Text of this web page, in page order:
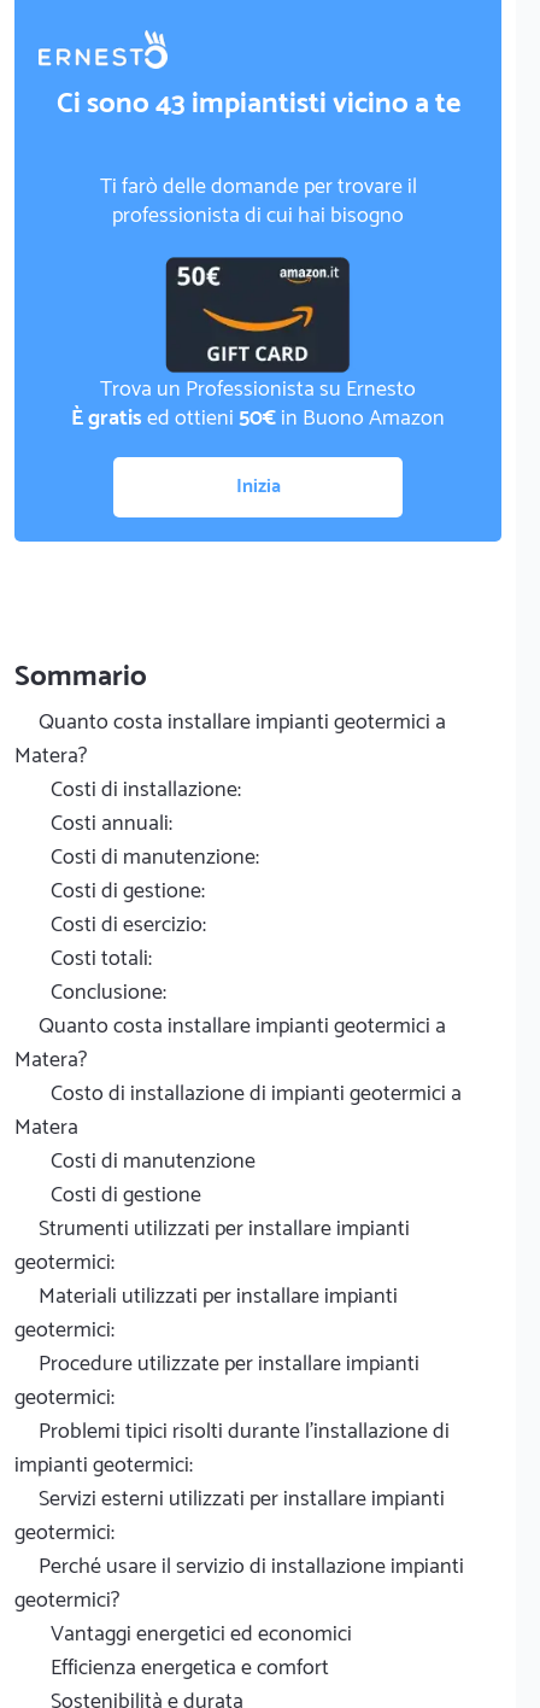
Ci sono 43 impiantisti vicino a te
Ti farò delle domande per trovare il
professionista di cui hai bisogno
Trova un Professionista su Ernesto
È gratised ottieni50€in Buono Amazon
Inizia
Sommario
Quanto costa installare impianti geotermici a
Matera?
Costi di installazione:
Costi annuali:
Costi di manutenzione:
Costi di gestione:
Costi di esercizio:
Costi totali:
Conclusione:
Quanto costa installare impianti geotermici a
Matera?
Costo di installazione di impianti geotermici a
Matera
Costi di manutenzione
Costi di gestione
Strumenti utilizzati per installare impianti
geotermici:
Materiali utilizzati per installare impianti
geotermici:
Procedure utilizzate per installare impianti
geotermici:
Problemi tipici risolti durante l'installazione di
impianti geotermici:
Servizi esterni utilizzati per installare impianti
geotermici:
Perché usare il servizio di installazione impianti
geotermici?
Vantaggi energetici ed economici
Efficienza energetica e comfort